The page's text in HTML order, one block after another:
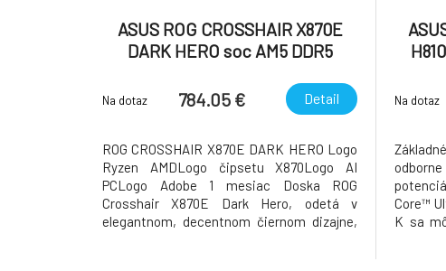
ASUS ROG CROSSHAIR X870E
DARK HERO soc AM5 DDR5
Na dotaz 784.05 € Detail
ROG CROSSHAIR X870E DARK HERO Logo
Ryzen AMDLogo čipsetu X870Logo AI
PCLogo Adobe 1 mesiac Doska ROG
Crosshair X870E Dark Hero, odetá v
elegantnom, decentnom čiernom dizajne,
Na dotaz
Core™
K sa